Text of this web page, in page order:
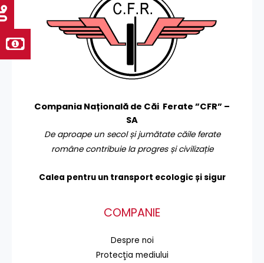
Compania Națională de Căi Ferate ”CFR” –
SA
De aproape un secol și jumătate căile ferate
române contribuie la progres și civilizație
Calea pentru un transport ecologic și sigur
COMPANIE
Despre noi
Protecţia mediului